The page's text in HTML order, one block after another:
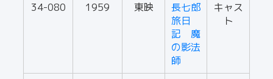
34-080 1959 東映
長七郎
旅日
記 魔
の影法
師
キャス
ト